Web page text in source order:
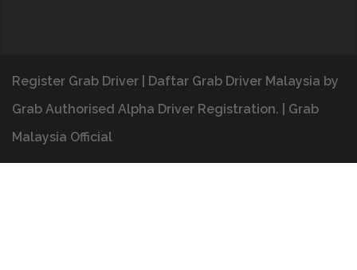
Register Grab Driver Daftar Grab Driver Malaysia by
Grab Authorised Alpha Driver Registration.
Grab
Malaysia Official